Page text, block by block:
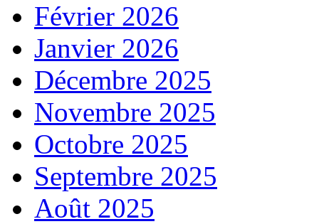
Février 2026
Janvier 2026
Décembre 2025
Novembre 2025
Octobre 2025
Septembre 2025
Août 2025